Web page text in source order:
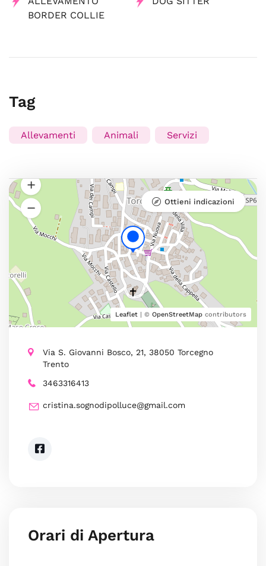
BORDER COLLIE
Tag
Allevamenti Animali Servizi
Leaflet | © OpenStreetMap contributors
Ottieni indicazioni
Via S. Giovanni Bosco, 21, 38050 Torcegno
Trento
3463316413
cristina.sognodipolluce@gmail.com
Orari di Apertura